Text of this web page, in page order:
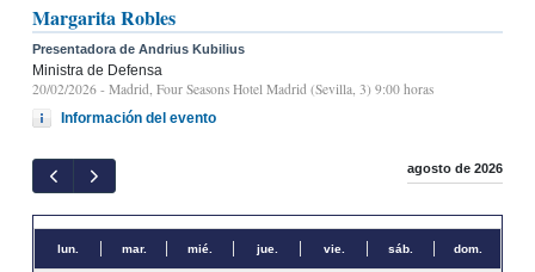
Margarita Robles
Presentadora de Andrius Kubilius
Ministra de Defensa
20/02/2026 - Madrid, Four Seasons Hotel Madrid (Sevilla, 3) 9:00 horas
Información del evento
agosto de 2026
lun. mar. mié. jue. vie. sáb. dom.